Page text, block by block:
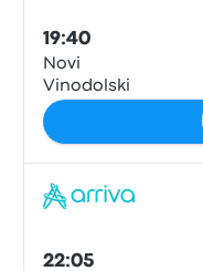
19:40
Novi
Vinodolski
22:05